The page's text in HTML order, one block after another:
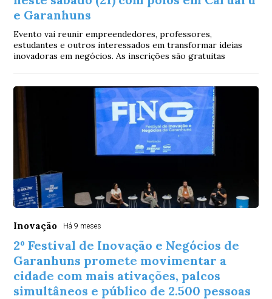
e Garanhuns
Evento vai reunir empreendedores, professores,
estudantes e outros interessados em transformar ideias
inovadoras em negócios. As inscrições são gratuitas
Inovação Há 9 meses
2º Festival de Inovação e Negócios de
Garanhuns promete movimentar a
cidade com mais ativações, palcos
simultâneos e público de 2.500 pessoas